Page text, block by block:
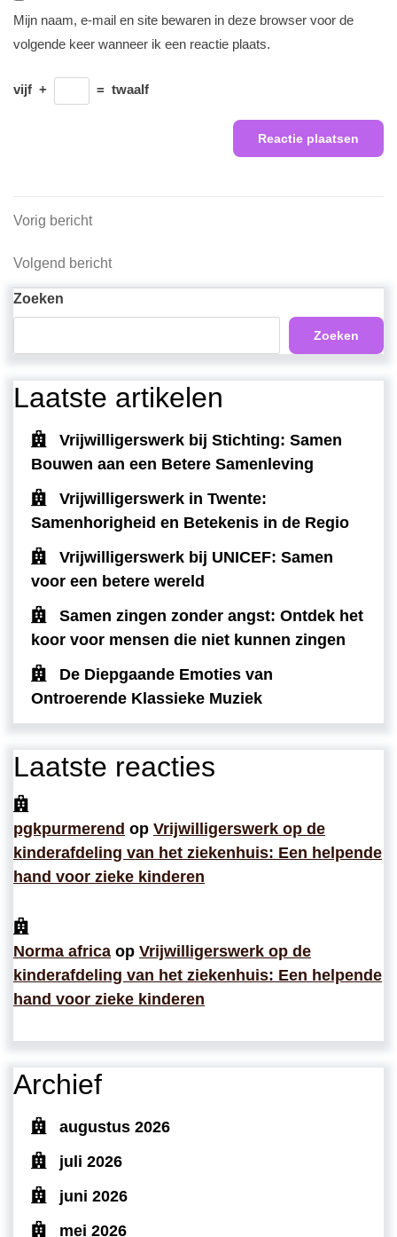
Mijn naam, e-mail en site bewaren in deze browser voor de
volgende keer wanneer ik een reactie plaats.
vijf + = twaalf
Berichtnavigatie
Vorig
Vorig bericht
Volgend
Volgend bericht
Zoeken
Zoeken
Laatste artikelen
Vrijwilligerswerk bij Stichting: Samen
Bouwen aan een Betere Samenleving
Vrijwilligerswerk in Twente:
Samenhorigheid en Betekenis in de Regio
Vrijwilligerswerk bij UNICEF: Samen
voor een betere wereld
Samen zingen zonder angst: Ontdek het
koor voor mensen die niet kunnen zingen
De Diepgaande Emoties van
Ontroerende Klassieke Muziek
Laatste reacties
pgkpurmerend op Vrijwilligerswerk op de
kinderafdeling van het ziekenhuis: Een helpende
hand voor zieke kinderen
Norma africa op Vrijwilligerswerk op de
kinderafdeling van het ziekenhuis: Een helpende
hand voor zieke kinderen
Archief
augustus 2026
juli 2026
juni 2026
mei 2026